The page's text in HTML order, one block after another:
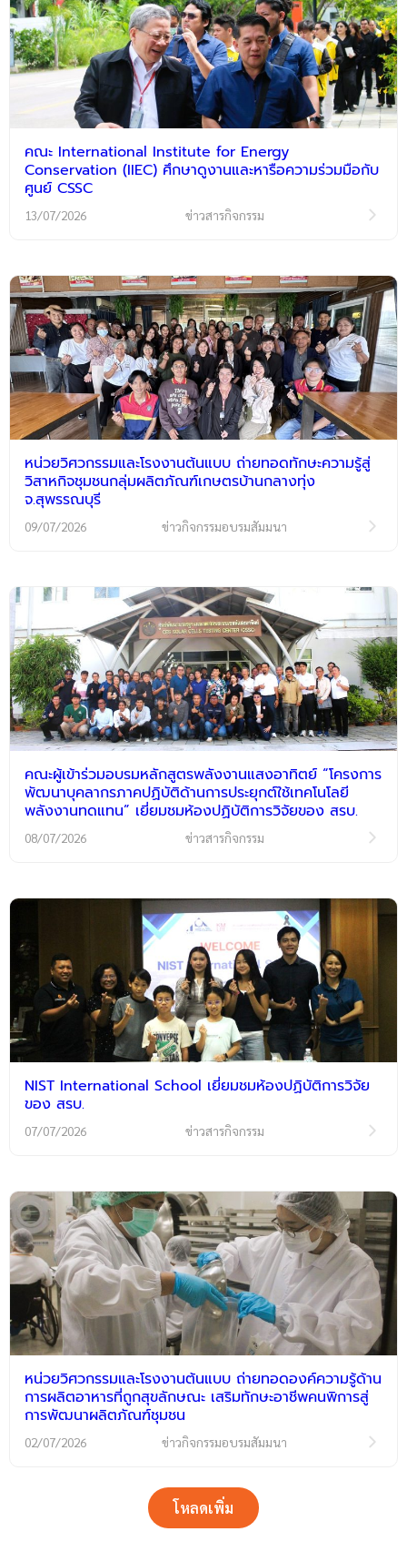
คณะ International Institute for Energy
Conservation (IIEC) ศึกษาดูงานและหารือความร่วมมือกับ
ศูนย์ CSSC
13/07/2026 ข่าวสารกิจกรรม
หน่วยวิศวกรรมและโรงงานต้นแบบ ถ่ายทอดทักษะความรู้สู่
วิสาหกิจชุมชนกลุ่มผลิตภัณฑ์เกษตรบ้านกลางทุ่ง
จ.สุพรรณบุรี
09/07/2026 ข่าวกิจกรรมอบรมสัมมนา
คณะผู้เข้าร่วมอบรมหลักสูตรพลังงานแสงอาทิตย์ “โครงการ
พัฒนาบุคลากรภาคปฏิบัติด้านการประยุกต์ใช้เทคโนโลยี
พลังงานทดแทน” เยี่ยมชมห้องปฏิบัติการวิจัยของ สรบ.
08/07/2026 ข่าวสารกิจกรรม
NIST International School เยี่ยมชมห้องปฏิบัติการวิจัย
ของ สรบ.
07/07/2026 ข่าวสารกิจกรรม
หน่วยวิศวกรรมและโรงงานต้นแบบ ถ่ายทอดองค์ความรู้ด้าน
การผลิตอาหารที่ถูกสุขลักษณะ เสริมทักษะอาชีพคนพิการสู่
การพัฒนาผลิตภัณฑ์ชุมชน
02/07/2026 ข่าวกิจกรรมอบรมสัมมนา
โหลดเพิ่ม